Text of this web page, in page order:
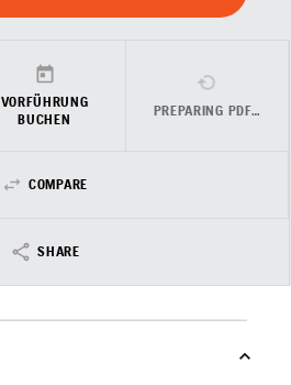
VORFÜHRUNG
BUCHEN
PREPARING PDF…
COMPARE
SHARE